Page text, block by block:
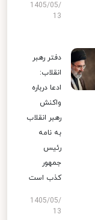
1405/05/
13
دفتر رهبر
انقلاب:
ادعا درباره
واکنش
رهبر انقلاب
به نامه
رئیس
جمهور
کذب است
1405/05/
13